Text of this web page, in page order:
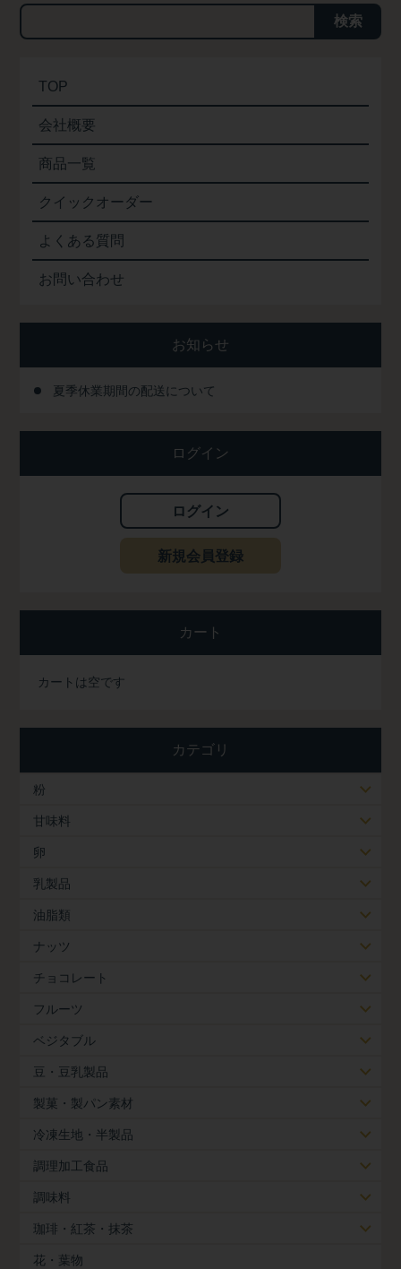
検索
TOP
会社概要
商品一覧
クイックオーダー
よくある質問
お問い合わせ
お知らせ
夏季休業期間の配送について
ログイン
ログイン
新規会員登録
カート
カートは空です
カテゴリ
粉
甘味料
卵
乳製品
油脂類
ナッツ
チョコレート
フルーツ
ベジタブル
豆・豆乳製品
製菓・製パン素材
冷凍生地・半製品
調理加工食品
調味料
珈琲・紅茶・抹茶
花・葉物